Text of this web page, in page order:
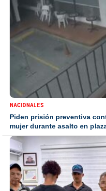
NACIONALES
Piden prisión preventiva
mujer durante asalto en